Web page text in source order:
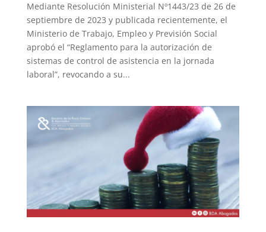
Mediante Resolución Ministerial Nº1443/23 de 26 de
septiembre de 2023 y publicada recientemente, el
Ministerio de Trabajo, Empleo y Previsión Social
aprobó el “Reglamento para la autorización de
sistemas de control de asistencia en la jornada
laboral”, revocando a su...